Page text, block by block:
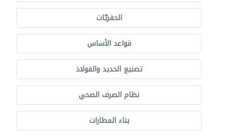
الحفريّات
قواعد الأساس
تصنيع الحديد والفولاذ
نظام الصرف الصحي
بناء المطارات